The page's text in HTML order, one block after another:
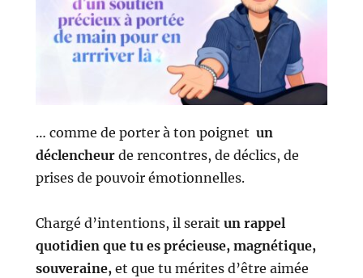
… comme de porter à ton poignetun
déclencheur de rencontres, de déclics, de
prises de pouvoir émotionnelles.
Chargé d’intentions, il seraitun rappel
quotidien que tu es précieuse, magnétique,
souveraine, et que tu mérites d’être aimée